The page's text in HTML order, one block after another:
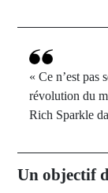
« Ce n’est pas
révolution du
Rich Sparkle
Un objectif